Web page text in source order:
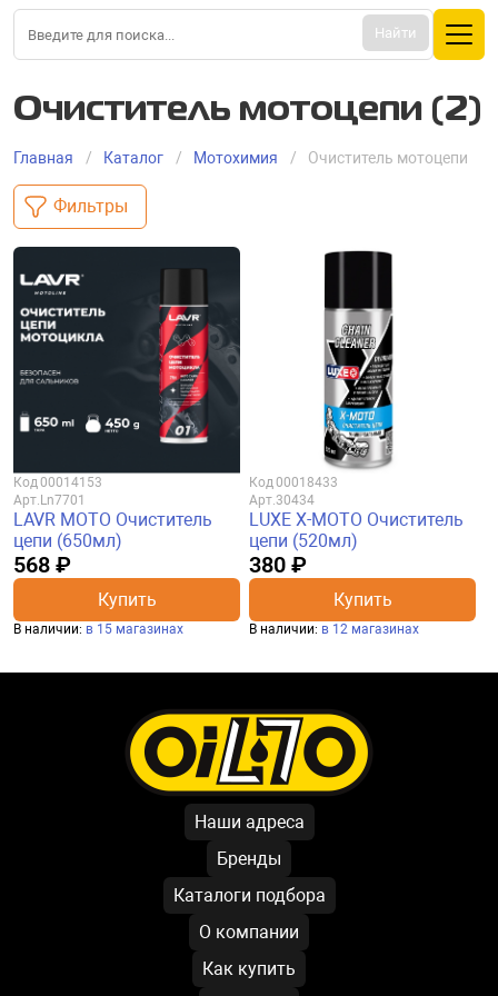
Найти
Очиститель мотоцепи (2)
Главная Каталог Mотохимия Очиститель мотоцепи
Фильтры
Код00014153
Арт. Ln7701
LAVR MOTO Очиститель
цепи (650мл)
568 ₽
Купить
В наличии: в 15 магазинах
Код00018433
Арт.30434
LUXE X-MOTO Очиститель
цепи (520мл)
380 ₽
Купить
В наличии: в 12 магазинах
Наши адреса
Бренды
Каталоги подбора
О компании
Как купить